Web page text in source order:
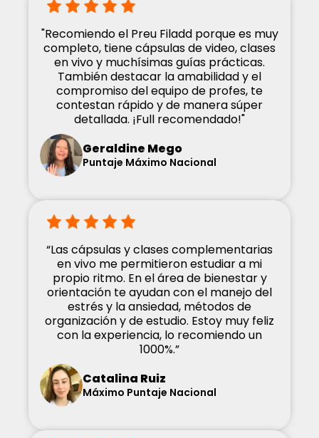
"Recomiendo el Preu Filadd porque es muy
completo, tiene cápsulas de video, clases
en vivo y muchísimas guías prácticas.
También destacar la amabilidad y el
compromiso del equipo de profes, te
contestan rápido y de manera súper
detallada. ¡Full recomendado!"
Geraldine Mego
Puntaje Máximo Nacional
“Las cápsulas y clases complementarias
en vivo me permitieron estudiar a mi
propio ritmo. En el área de bienestar y
orientación te ayudan con el manejo del
estrés y la ansiedad, métodos de
organización y de estudio. Estoy muy feliz
con la experiencia, lo recomiendo un
1000%.”
Catalina Ruiz
Máximo Puntaje Nacional